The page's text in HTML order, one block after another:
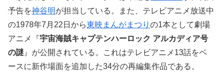
予告を神谷明が担当している。また、テレビアニメ放送中
の1978年7月22日から東映まんがまつり の1本として劇場
アニメ『宇宙海賊キャプテンハーロック アルカディア号
の謎 』が公開されている。これはテレビアニメ13話をベ
ースに新作場面を追加した34分の再編集作品である。